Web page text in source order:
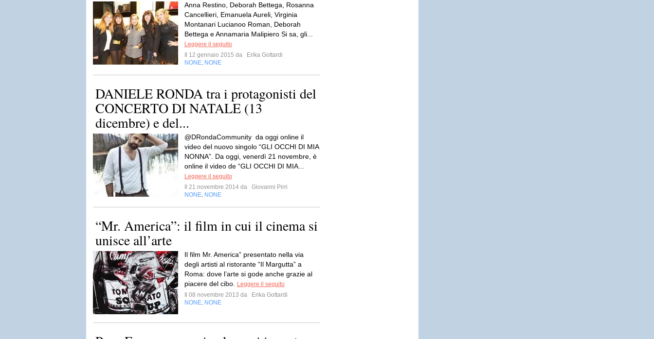
Anna Restino, Deborah Bettega, Rosanna
Cancellieri, Emanuela Aureli, Virginia
Montanari Lucianoo Roman, Deborah
Bettega e Annamaria Malipiero Si sa, gli...
Leggere il seguito
Il 12 gennaio 2015 da
Erika Gottardi
NONE NONE
DANIELE RONDA tra i protagonisti del
CONCERTO DI NATALE (13
dicembre) e del...
@DRondaCommunity da oggi online il
video del nuovo singolo “GLI OCCHI DI MIA
NONNA”. Da oggi, venerdì 21 novembre, è
online il video de “GLI OCCHI DI MIA...
Leggere il seguito
Il 21 novembre 2014 da
Giovanni Pirri
NONE NONE
“Mr. America”: il film in cui il cinema si
unisce all’arte
Il film Mr. America” presentato nella via
degli artisti al ristorante “Il Margutta” a
Roma: dove l’arte si gode anche grazie al
piacere del cibo.
Leggere il seguito
Il 08 novembre 2013 da
Erika Gottardi
NONE NONE